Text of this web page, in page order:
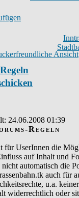
24.06.2008 01:39
Regeln
für UserInnen die
auf Inhalt und
automatisch die
auch für
u.a.
widerrechtlich oder